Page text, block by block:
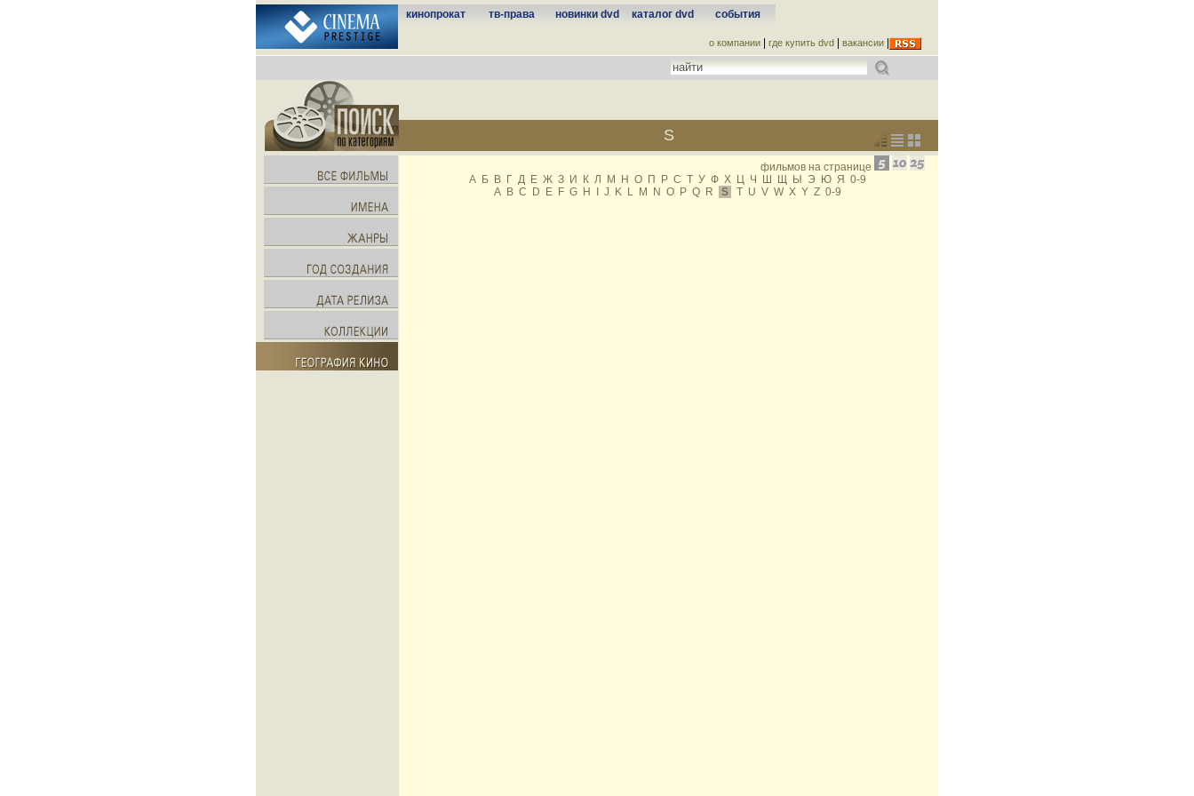
кинопрокат тв-права новинки dvd каталог dvd события
о компании где купить dvd вакансии
S
фильмов на странице
А
Б В Г Д Е Ж З И К Л М Н О П P С Т У Ф Х Ц Ч Ш Щ Ы Э Ю Я 0-9
A
B C D E F G H J K L M N O P Q R S T U V W X Y Z 0-9